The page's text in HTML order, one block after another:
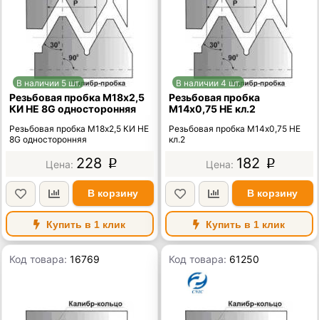
В наличии 5 шт.
Резьбовая пробка М18х2,5
КИ НЕ 8G односторонняя
Резьбовая пробка М18х2,5 КИ НЕ
8G односторонняя
228 p
В корзину
Купить в 1 клик
В наличии 4 шт.
Резьбовая пробка
М14х0,75 НЕ кл.2
Резьбовая пробка М14х0,75 НЕ
кл.2
182 p
В корзину
Купить в 1 клик
Код товара:16769 Код товара: 61250